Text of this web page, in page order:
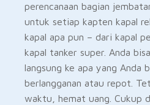
perencanaan bagian
untuk setiap kapten kapal
kapal apa pun – dari kapal
kapal tanker super. Anda
langsung ke apa yang Anda
berlangganan atau repot.
waktu, hemat uang. Cukup